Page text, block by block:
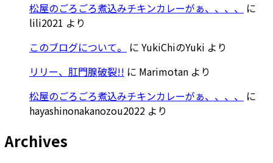
松屋のごろごろ煮込みチキンカレーがぁ、、、、
に
lili2021 より
このブログについて。
に YukiChiのYuki より
リリー、肛門腺破裂!! に Marimotan より
松屋のごろごろ煮込みチキンカレーがぁ、、、、
に
hayashinonakanozou2022 より
Archives